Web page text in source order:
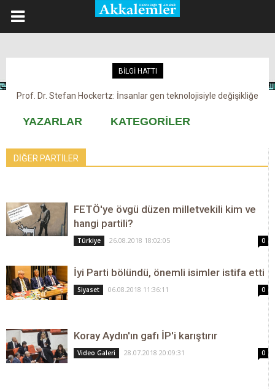
BİLGİ HATTI
Prof. Dr. Stefan Hockertz: İnsanlar gen teknolojisiyle değişikliğe
Kovid-19 aşısı, devşirme ve kobay!
YAZARLAR KATEGORİLER
DİĞER PARTİLER
FETÖ'ye övgü düzen milletvekili kim ve
hangi partili?
Türkiye 26.08.2018 18:02:05 0
İyi Parti bölündü, önemli isimler istifa etti
Siyaset 06.08.2018 11:36:11 0
Koray Aydın'ın gafı İP'i karıştırır
Video Galeri 28.07.2018 20:09:31 0